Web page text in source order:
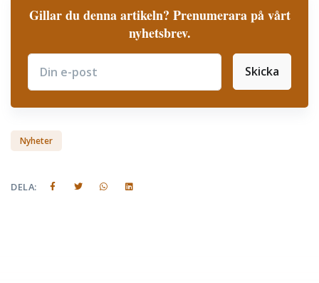
Gillar du denna artikeln? Prenumerara på vårt
nyhetsbrev.
Subscribe
Skicka
Nyheter
DELA: